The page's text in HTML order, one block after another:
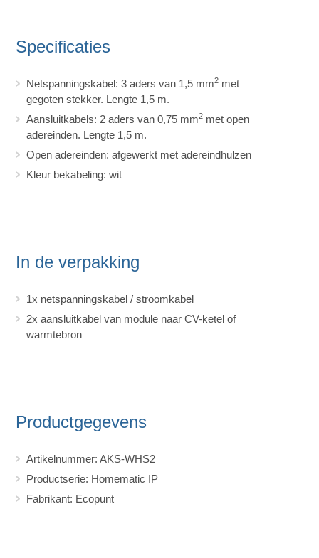
Specificaties
Netspanningskabel: 3 aders van 1,5 mm2 met
gegoten stekker. Lengte 1,5 m.
Aansluitkabels: 2 aders van 0,75 mm2 met open
adereinden. Lengte 1,5 m.
Open adereinden: afgewerkt met adereindhulzen
Kleur bekabeling: wit
In de verpakking
1x netspanningskabel / stroomkabel
2x aansluitkabel van module naar CV-ketel of
warmtebron
Productgegevens
Artikelnummer: AKS-WHS2
Productserie: Homematic IP
Fabrikant: Ecopunt